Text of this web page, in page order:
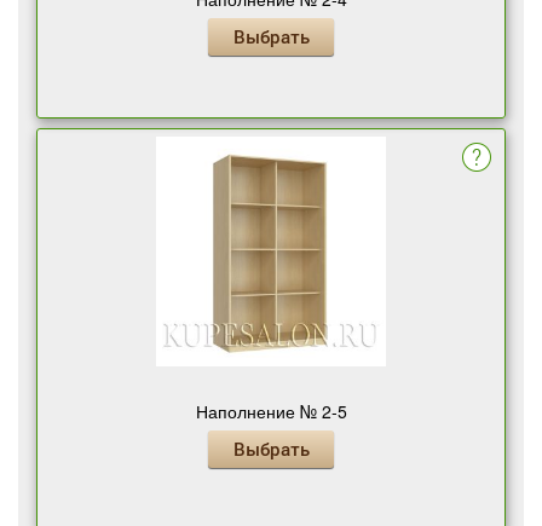
Выбрать
Наполнение № 2-5
Выбрать